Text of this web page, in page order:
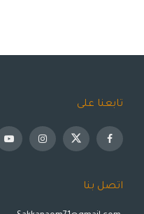
تابعنا على
اتصل بنا